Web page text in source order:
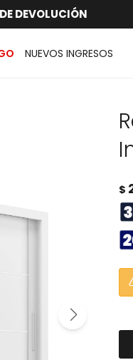
EL PAÍS
DEVOLUCIÓN
sin RECARGO
en compras
NUEVOS INGRESOS
$